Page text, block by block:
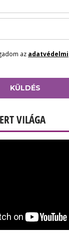
az adatvédelmi
KÜLDÉS
VILÁGA